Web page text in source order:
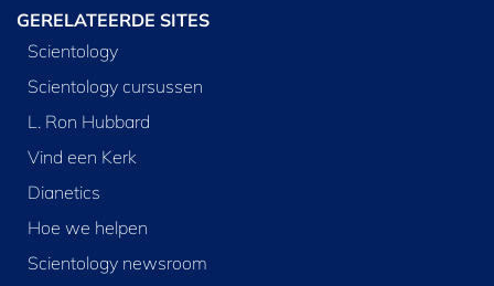
GERELATEERDE SITES
Scientology
Scientology cursussen
L. Ron Hubbard
Vind een Kerk
Dianetics
Hoe we helpen
Scientology newsroom